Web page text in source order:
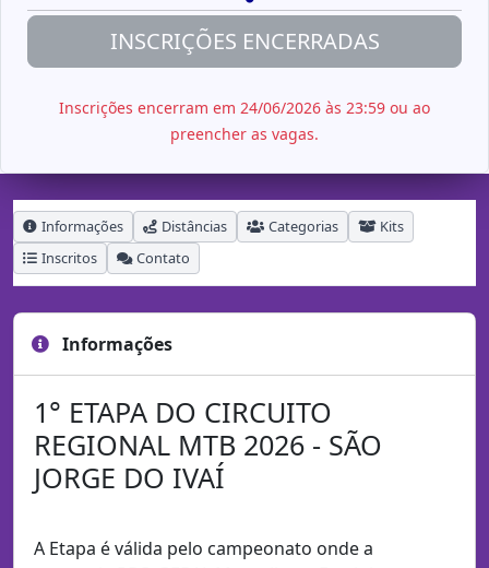
INSCRIÇÕES ENCERRADAS
Inscrições encerram em 24/06/2026 às 23:59 ou ao
preencher as vagas.
Informações Distâncias Categorias
Kits
Inscritos
Contato
Informações
1° ETAPA DO CIRCUITO
REGIONAL MTB 2026 - SÃO
JORGE DO IVAÍ
A Etapa é válida pelo campeonato onde a